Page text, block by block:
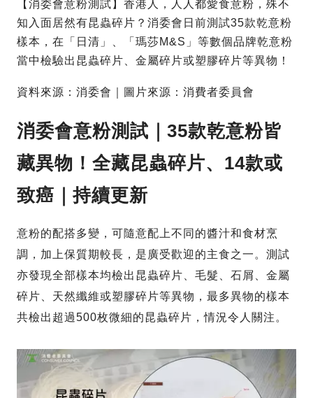
【消委會意粉測試】香港人，人人都愛食意粉，殊不
知入面居然有昆蟲碎片？消委會日前測試35款乾意粉
樣本，在「日清」、「瑪莎M&S」等數個品牌乾意粉
當中檢驗出昆蟲碎片、金屬碎片或塑膠碎片等異物！
資料來源：消委會｜圖片來源：消費者委員會
消委會意粉測試｜35款乾意粉皆
藏異物！全藏昆蟲碎片、14款或
致癌｜持續更新
意粉的配搭多變，可隨意配上不同的醬汁和食材烹
調，加上保質期較長，是廣受歡迎的主食之一。測試
亦發現全部樣本均檢出昆蟲碎片、毛髮、石屑、金屬
碎片、天然纖維或塑膠碎片等異物，最多異物的樣本
共檢出超過500枚微細的昆蟲碎片，情況令人關注。